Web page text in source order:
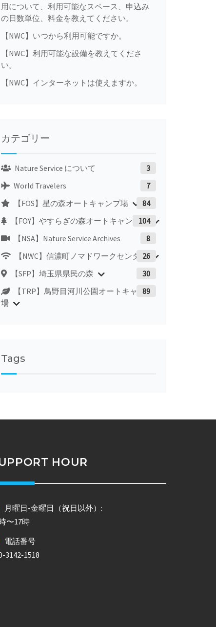
用について、利用可能なスペース、申込み
の日数単位、料金を教えてください。
【NWC】いつから利用可能ですか。
【NWC】利用可能な設備を教えてくださ
い。
【NWC】インターネットは使えますか。
カテゴリー
Nature Service について
3
World Travelers
7
【FOS】星の森オートキャンプ場
84
【FOY】やすらぎの森オートキャンプ場
104
【NSA】Nature Service Archives
8
【NWC】信濃町ノマドワークセンター
26
【SFP】埼玉県県民の森
30
【TRP】鳥野目河川公園オートキャンプ
場
89
Tags
HOUR
月曜日-金曜日（祝日以外）:
〜17時
電話番号
3142-1518